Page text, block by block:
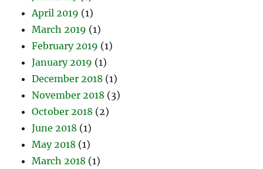
April 2019 (1)
March 2019 (1)
February 2019 (1)
January 2019 (1)
December 2018 (1)
November 2018 (3)
October 2018 (2)
June 2018 (1)
May 2018 (1)
March 2018 (1)